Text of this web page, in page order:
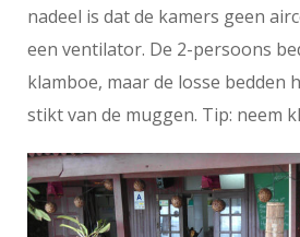
nadeel is dat de kamers geen
een ventilator. De 2-persoons
klamboe, maar de losse bedden
stikt van de muggen. Tip: neem